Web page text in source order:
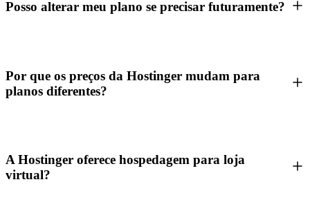
Posso alterar meu plano se precisar futuramente?
Por que os preços da Hostinger mudam para
planos diferentes?
A Hostinger oferece hospedagem para loja
virtual?